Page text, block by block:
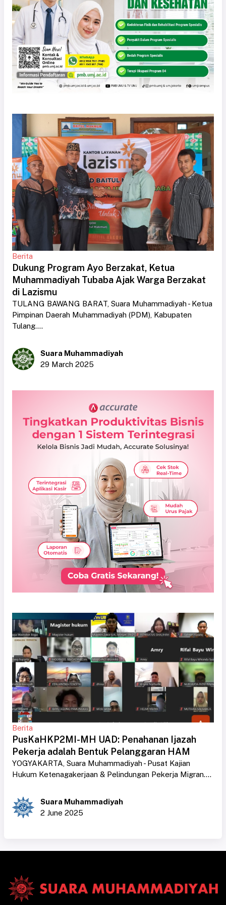
Berita
Dukung Program Ayo Berzakat, Ketua
Muhammadiyah Tubaba Ajak Warga Berzakat
di Lazismu
TULANG BAWANG BARAT, Suara Muhammadiyah - Ketua
Pimpinan Daerah Muhammadiyah (PDM), Kabupaten
Tulang....
Suara Muhammadiyah
29 March 2025
Berita
PusKaHKP2MI-MH UAD: Penahanan Ijazah
Pekerja adalah Bentuk Pelanggaran HAM
YOGYAKARTA, Suara Muhammadiyah - Pusat Kajian
Hukum Ketenagakerjaan & Pelindungan Pekerja Migran....
Suara Muhammadiyah
2 June 2025